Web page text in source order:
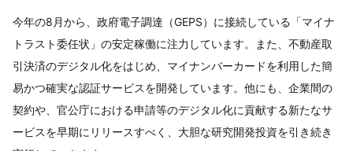
今年の8月から、政府電子調達（GEPS）に接続している「マイナ
トラスト委任状」の安定稼働に注力しています。また、不動産取
引決済のデジタル化をはじめ、マイナンバーカードを利用した簡
易かつ確実な認証サービスを開発しています。他にも、企業間の
契約や、官公庁における申請等のデジタル化に貢献する新たなサ
ービスを早期にリリースすべく、大胆な研究開発投資を引き続き